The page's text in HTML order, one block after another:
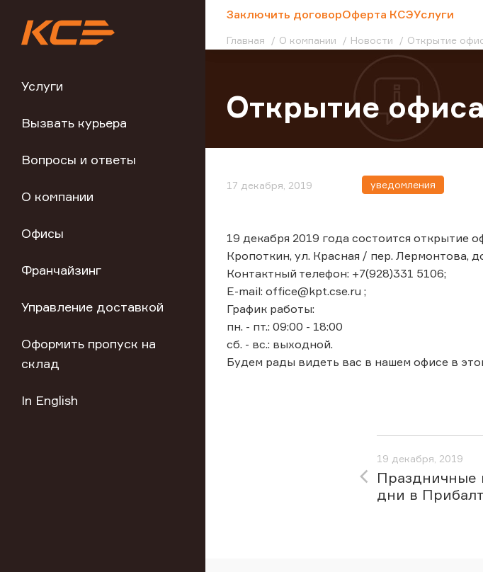
Услуги
Вызвать курьера
Вопросы и ответы
О компании
Офисы
Франчайзинг
Управление доставкой
Оформить пропуск на
склад
In English
Заключить договорОферта КСЭУслуги
Главная О компании Новости Открытие
Открытие
17 декабря, 2019 уведомления
19 декабря 2019 года состоится открытие
Кропоткин, ул. Красная / пер. Лермонтова,
Контактный телефон: +7(928)331 5106;
E-mail: office@kpt.cse.ru ;
График работы:
пн. - пт.: 09:00 - 18:00
сб. - вс.: выходной.
Будем рады видеть вас в нашем офисе в
19 декабря, 2019
Праздничные
дни в